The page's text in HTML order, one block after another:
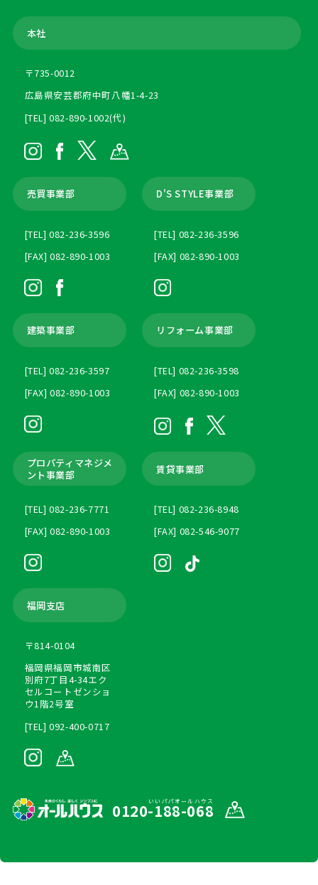
本社
〒735-0012
広島県安芸郡府中町八幡1-4-23
[TEL] 082-890-1002(代)
売買事業部
[TEL] 082-236-3596
[FAX] 082-890-1003
D'S STYLE事業部
[TEL] 082-236-3596
[FAX] 082-890-1003
建築事業部
[TEL] 082-236-3597
[FAX] 082-890-1003
リフォーム事業部
[TEL] 082-236-3598
[FAX] 082-890-1003
プロパティマネジメ
ント事業部
[TEL] 082-236-7771
[FAX] 082-890-1003
賃貸事業部
[TEL] 082-236-8948
[FAX] 082-546-9077
福岡支店
〒814-0104
福岡県福岡市城南区
別府7丁目4-34エク
セルコートゼンショ
ウ1階2号室
[TEL] 092-400-0717
いいパパオールハウス
0120-188-068